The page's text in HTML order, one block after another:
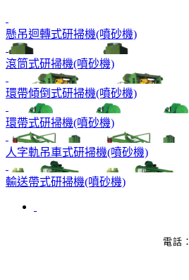
懸吊迴轉式研掃機(噴砂機)
滾筒式研掃機(噴砂機)
環帶傾倒式研掃機(噴砂機)
環帶式研掃機(噴砂機)
人字軌吊車式研掃機(噴砂機)
輸送帶式研掃機(噴砂機)
電話：